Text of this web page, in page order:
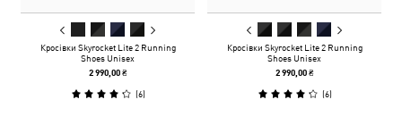
Кросівки Skyrocket Lite 2 Running
Shoes Unisex
2 990,00 ₴
(6)
Кросівки Skyrocket Lite 2 Running
Shoes Unisex
2 990,00 ₴
(6)